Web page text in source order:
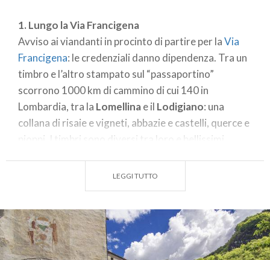
1. Lungo la Via Francigena
Avviso ai viandanti in procinto di partire per laVia
Francigena: le credenziali danno dipendenza. Tra un
timbro e l’altro stampato sul “passaportino”
scorrono 1000 km di cammino di cui 140 in
Lombardia, tra la Lomellinae il Lodigiano: una
collana di risaie e vigneti, abbazie e castelli, querce e
pioppi. I timbri sono diversi tra loro e bellissimi.
attestano lo stato del pellegrino sulle tappe del
viaggio compiuto nel 990 da Sigerico, arcivescovo
interessano Robbio, Mortara, Garlasco, Pavia,
Santa Cristina e Bissone, indicate da segnavia
marroni. In autunno, un paesaggio da incanto.
LEGGI TUTTO